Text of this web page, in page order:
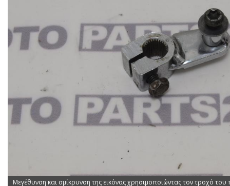
Μεγέθυνση και σμίκρυνση της εικόνας χρησιμοποιώντας τον τροχό του